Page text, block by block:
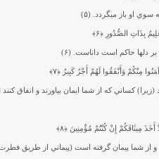
او باز مي‏گردد. (۵)
عَلِيمٌ بِذَاتِ الصُّدُورِ﴿۶﴾
دلها حاكم است داناست. (۶)
مِنْكُمْ وَأَنْفَقُوا لَهُمْ أَجْرٌ كَبِيرٌ﴿۷﴾
كساني كه از شما ايمان بياورند و انفاق
أَخَذَ مِيثَاقَكُمْ إِنْ كُنْتُمْ مُؤْمِنِينَ﴿۸﴾
و از شما پيمان گرفته است (پيماني از طريق